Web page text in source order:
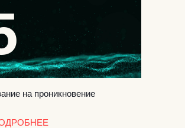
на проникновение